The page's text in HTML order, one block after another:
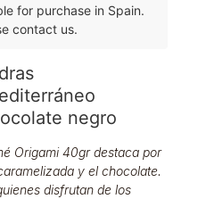
for purchase in Spain.
contact us.
negro
Origami 40gr destaca por
y el chocolate.
disfrutan de los